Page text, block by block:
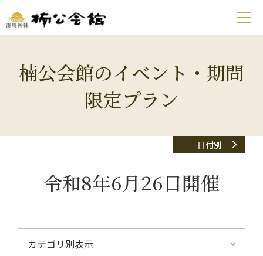
楠公会館のイベント・期間
限定プラン
日付別
令和8年6月26日開催